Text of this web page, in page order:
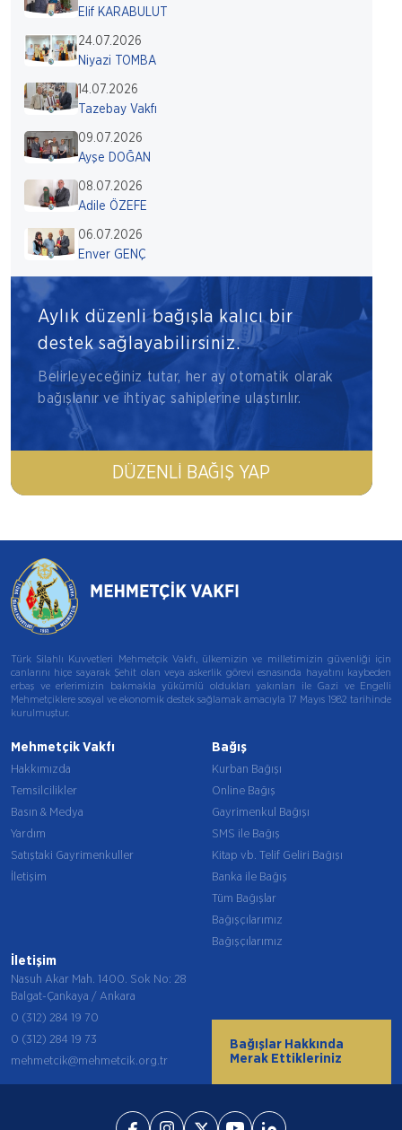
Elif KARABULUT
24.07.2026
Niyazi TOMBA
14.07.2026
Tazebay Vakfı
09.07.2026
Ayşe DOĞAN
08.07.2026
Adile ÖZEFE
06.07.2026
Enver GENÇ
Aylık düzenli bağışla kalıcı bir
destek sağlayabilirsiniz.
Belirleyeceğiniz tutar, her ay otomatik olarak
bağışlanır ve ihtiyaç sahiplerine ulaştırılır.
DÜZENLI BAĞIŞ YAP
Türk Silahlı Kuvvetleri Mehmetçik Vakfı, ülkemizin ve milletimizin güvenliği için
canlarını hiçe sayarak Şehit olan veya askerlik görevi esnasında hayatını kaybeden
erbaş ve erlerimizin bakmakla yükümlü oldukları yakınları ile Gazi ve Engelli
Mehmetçiklere sosyal ve ekonomik destek sağlamak amacıyla 17 Mayıs 1982 tarihinde
kurulmuştur.
Mehmetçik Vakfı
Hakkımızda
Temsilcilikler
Basın & Medya
Yardım
Satıştaki Gayrimenkuller
İletişim
Bağış
Kurban Bağışı
Online Bağış
Gayrimenkul Bağışı
SMS ile Bağış
Kitap vb. Telif Geliri Bağışı
Banka ile Bağış
Tüm Bağışlar
Bağışçılarımız
Bağışçılarımız
İletişim
Nasuh Akar Mah. 1400. Sok No: 28
Balgat-Çankaya / Ankara
0 (312) 284 19 70
0 (312) 284 19 73
mehmetcik@mehmetcik.org.tr
Bağışlar Hakkında
Merak Ettikleriniz